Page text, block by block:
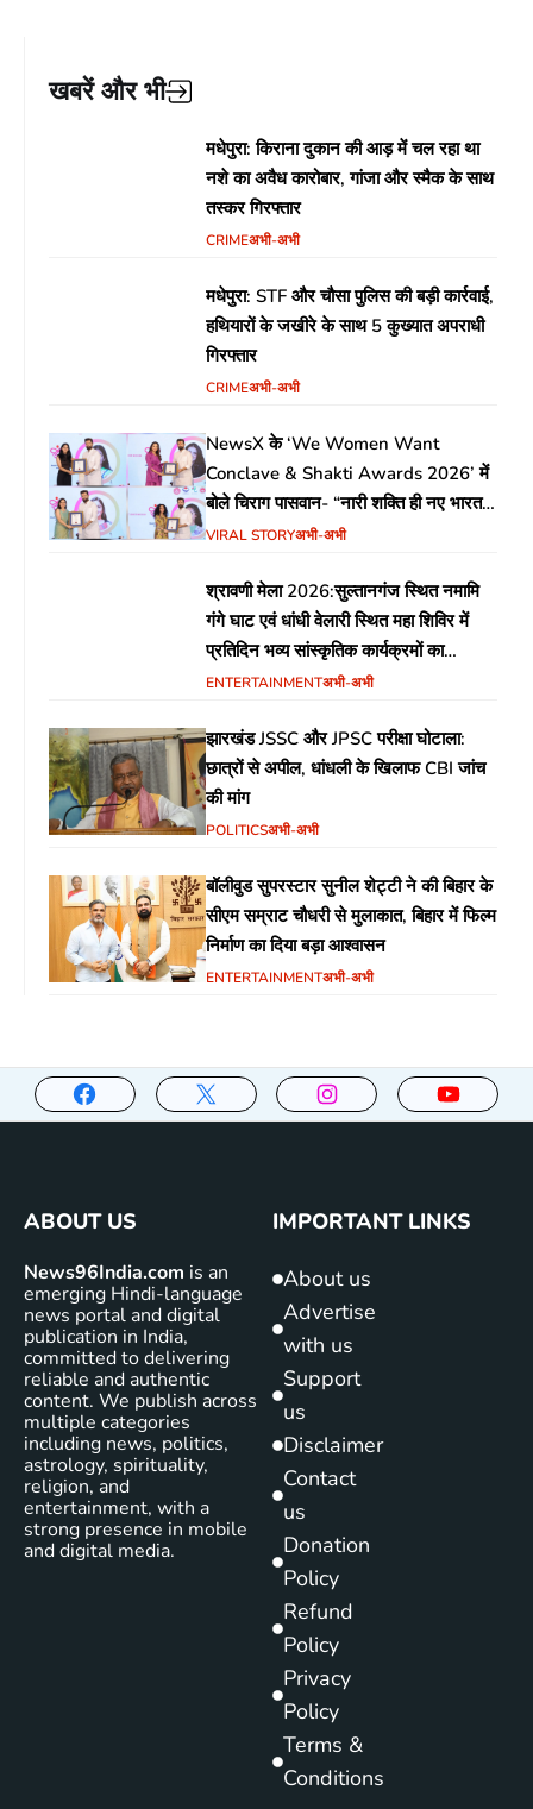
खबरें और भी
मधेपुरा: किराना दुकान की आड़ में चल रहा था
नशे का अवैध कारोबार, गांजा और स्मैक के साथ
तस्कर गिरफ्तार
CRIMEअभी-अभी
मधेपुरा: STF और चौसा पुलिस की बड़ी कार्रवाई,
हथियारों के जखीरे के साथ 5 कुख्यात अपराधी
गिरफ्तार
CRIMEअभी-अभी
NewsX के ‘We Women Want
Conclave & Shakti Awards 2026’ में
बोले चिराग पासवान- “नारी शक्ति ही नए भारत
की सबसे बड़ी ताकत”
VIRAL STORYअभी-अभी
श्रावणी मेला 2026:सुल्तानगंज स्थित नमामि
गंगे घाट एवं धांधी वेलारी स्थित महा शिविर में
प्रतिदिन भव्य सांस्कृतिक कार्यक्रमों का
आयोजन
ENTERTAINMENTअभी-अभी
झारखंड JSSC और JPSC परीक्षा घोटाला:
छात्रों से अपील, धांधली के खिलाफ CBI जांच
की मांग
POLITICSअभी-अभी
बॉलीवुड सुपरस्टार सुनील शेट्टी ने की बिहार के
सीएम सम्राट चौधरी से मुलाकात, बिहार में फिल्म
निर्माण का दिया बड़ा आश्वासन
ENTERTAINMENTअभी-अभी
ABOUT US
News96India.com is an
emerging Hindi-language
news portal and digital
publication in India,
committed to delivering
reliable and authentic
content. We publish across
multiple categories
including news, politics,
astrology, spirituality,
religion, and
entertainment, with a
strong presence in mobile
and digital media.
IMPORTANT LINKS
About us
Advertise
with us
Support
us
Disclaimer
Contact
us
Donation
Policy
Refund
Policy
Privacy
Policy
Terms &
Conditions